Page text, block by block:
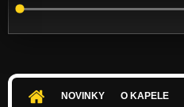
NOVINKY O KAPELE